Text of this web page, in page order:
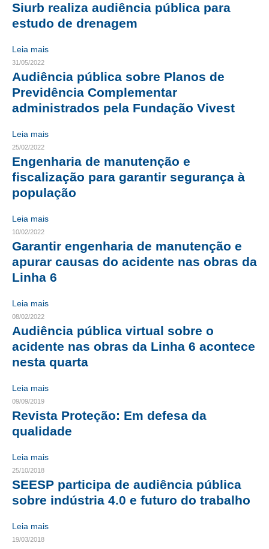
ACORDOS, CONVENÇÕES E DISSÍDIOS
CONTRIBUIÇÃO ASSOCIATIVA OU ANUIDADE DE SÓCIO
CONTRIBUIÇÃO SINDICAL URBANA
REVISÃO DE APOSENTADORIA
FGTS EXPURGOS
FGTS CORREÇÃO
LEI 4.950-A/1966 – PISO SALARIAL
LEI 5.194/1966 – REGULAMENTAÇÃO DA PROFISSÃO
LEI 6.496/1977 – ART
RES 1.002/2002 – CÓDIGO DE ÉTICA
HOMOLOGAÇÕES
PISO SALARIAL
OPORTUNIDADES
APRESENTAÇÃO
CARREIRA
AUTÔNOMOS E SERVIÇOS
NEWSLETTER
Siurb realiza audiência pública para
estudo de drenagem
Leia mais
31/05/2022
Audiência pública sobre Planos de
Previdência Complementar
administrados pela Fundação Vivest
Leia mais
25/02/2022
Engenharia de manutenção e
fiscalização para garantir segurança à
população
Leia mais
10/02/2022
Garantir engenharia de manutenção e
apurar causas do acidente nas obras da
Linha 6
Leia mais
08/02/2022
Audiência pública virtual sobre o
acidente nas obras da Linha 6 acontece
nesta quarta
Leia mais
09/09/2019
Revista Proteção: Em defesa da
qualidade
Leia mais
25/10/2018
SEESP participa de audiência pública
sobre indústria 4.0 e futuro do trabalho
Leia mais
19/03/2018